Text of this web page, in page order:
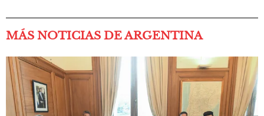
MÁS NOTICIAS DE ARGENTINA